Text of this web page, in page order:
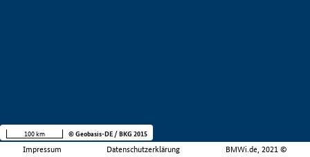
Impressum Datenschutzerklärung BMWi.de, 2021 ©
100 km © Geobasis-DE / BKG 2015